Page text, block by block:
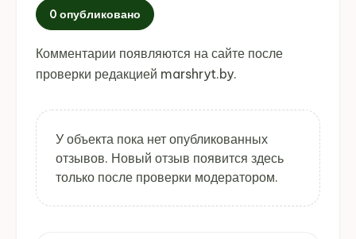
0 опубликовано
Комментарии появляются на сайте после
проверки редакцией marshryt.by.
У объекта пока нет опубликованных
отзывов. Новый отзыв появится здесь
только после проверки модератором.